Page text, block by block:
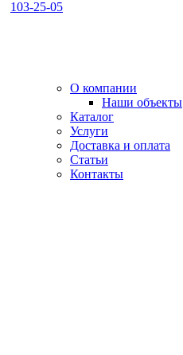
103-25-05
О компании
Наши объекты
Каталог
Услуги
Доставка и оплата
Статьи
Контакты